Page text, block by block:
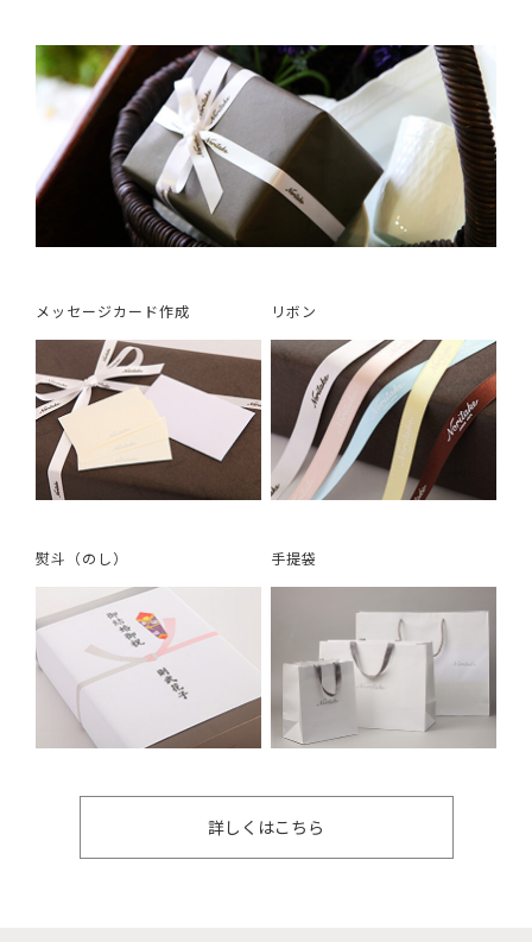
メッセージカード作成 リボン
熨斗（のし） 手提袋
詳しくはこちら